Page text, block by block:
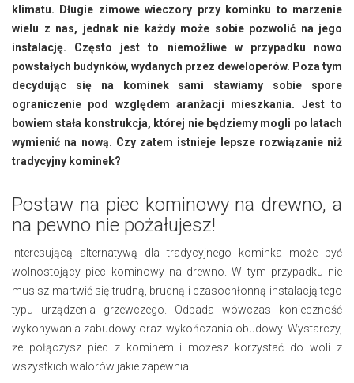
klimatu. Długie zimowe wieczory przy kominku to marzenie
wielu z nas, jednak nie każdy może sobie pozwolić na jego
instalację. Często jest to niemożliwe w przypadku nowo
powstałych budynków, wydanych przez deweloperów. Poza tym
decydując się na kominek sami stawiamy sobie spore
ograniczenie pod względem aranżacji mieszkania. Jest to
bowiem stała konstrukcja, której nie będziemy mogli po latach
wymienić na nową. Czy zatem istnieje lepsze rozwiązanie niż
tradycyjny kominek?
Postaw na piec kominowy na drewno, a
na pewno nie pożałujesz!
Interesującą alternatywą dla tradycyjnego kominka może być
wolnostojący piec kominowy na drewno. W tym przypadku nie
musisz martwić się trudną, brudną i czasochłonną instalacją tego
typu urządzenia grzewczego. Odpada wówczas konieczność
wykonywania zabudowy oraz wykończania obudowy. Wystarczy,
że połączysz piec z kominem i możesz korzystać do woli z
wszystkich walorów jakie zapewnia.